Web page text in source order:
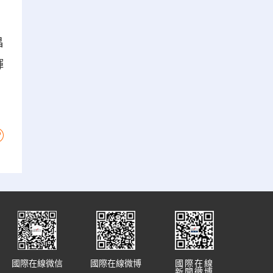
國際在線
國際在線微博
國際在線微信